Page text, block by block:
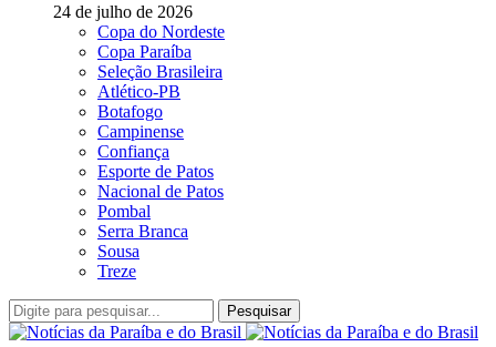
24 de julho de 2026
Copa do Nordeste
Copa Paraíba
Seleção Brasileira
Atlético-PB
Botafogo
Campinense
Confiança
Esporte de Patos
Nacional de Patos
Pombal
Serra Branca
Sousa
Treze
Pesquisar